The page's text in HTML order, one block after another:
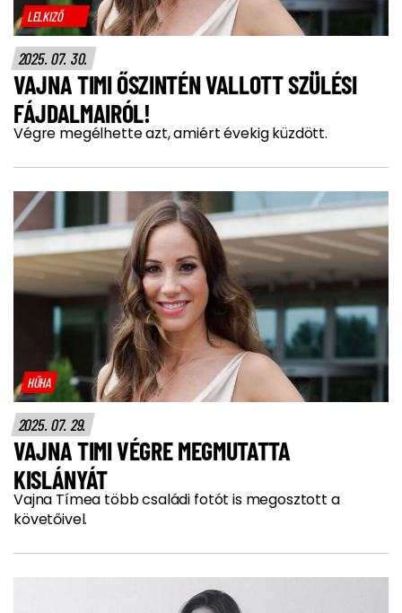
LELKIZŐ
2025. 07. 30.
VAJNA TIMI ŐSZINTÉN VALLOTT SZÜLÉSI
FÁJDALMAIRÓL!
Végre megélhette azt, amiért évekig küzdött.
HŰHA
2025. 07. 29.
VAJNA TIMI VÉGRE MEGMUTATTA
KISLÁNYÁT
Vajna Tímea több családi fotót is megosztott a
követőivel.